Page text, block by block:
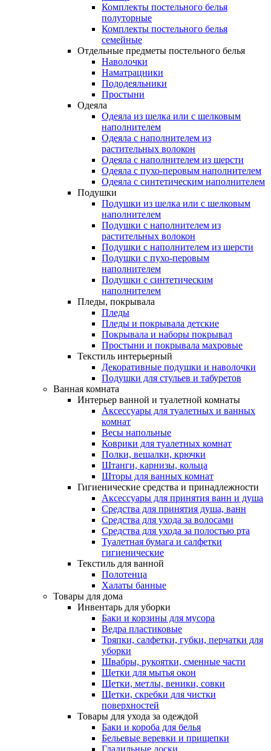
Комплекты постельного белья
полуторные
Комплекты постельного белья
семейные
Отдельные предметы постельного белья
Наволочки
Наматрацники
Пододеяльники
Простыни
Одеяла
Одеяла из шелка или с шелковым
наполнителем
Одеяла с наполнителем из
растительных волокон
Одеяла с наполнителем из шерсти
Одеяла с пухо-перовым наполнителем
Одеяла с синтетическим наполнителем
Подушки
Подушки из шелка или с шелковым
наполнителем
Подушки с наполнителем из
растительных волокон
Подушки с наполнителем из шерсти
Подушки с пухо-перовым
наполнителем
Подушки с синтетическим
наполнителем
Пледы, покрывала
Пледы
Пледы и покрывала детские
Покрывала и наборы покрывал
Простыни и покрывала махровые
Текстиль интерьерный
Декоративные подушки и наволочки
Подушки для стульев и табуретов
Ванная комната
Интерьер ванной и туалетной комнаты
Аксессуары для туалетных и ванных
комнат
Весы напольные
Коврики для туалетных комнат
Полки, вешалки, крючки
Штанги, карнизы, кольца
Шторы для ванных комнат
Гигиенические средства и принадлежности
Аксессуары для принятия ванн и душа
Средства для принятия душа, ванн
Средства для ухода за волосами
Средства для ухода за полостью рта
Туалетная бумага и салфетки
гигиенические
Текстиль для ванной
Полотенца
Халаты банные
Товары для дома
Инвентарь для уборки
Баки и корзины для мусора
Ведра пластиковые
Тряпки, салфетки, губки, перчатки для
уборки
Швабры, рукоятки, сменные части
Щетки для мытья окон
Щетки, метлы, веники, совки
Щетки, скребки для чистки
поверхностей
Товары для ухода за одеждой
Баки и короба для белья
Бельевые веревки и прищепки
Гладильные доски